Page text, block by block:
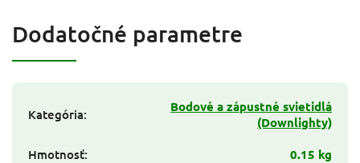
Dodatočné parametre
Kategória:
Bodové a zápustné svietidlá
(Downlighty)
Hmotnosť:
0.15 kg